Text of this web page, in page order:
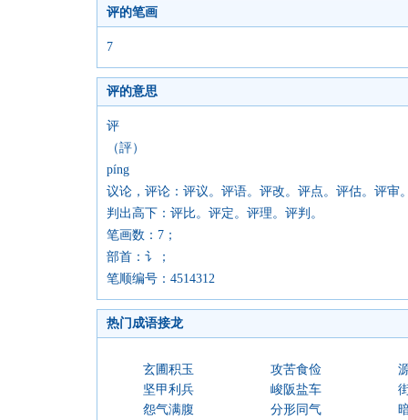
评的笔画
7
评的意思
评
（評）
píng
议论，评论：评议。评语。评改。评点。评估。评审
判出高下：评比。评定。评理。评判。
笔画数：7；
部首：讠；
笔顺编号：4514312
热门成语接龙
玄圃积玉 攻苦食俭
坚甲利兵
峻阪盐车
怨气满腹
分形同气